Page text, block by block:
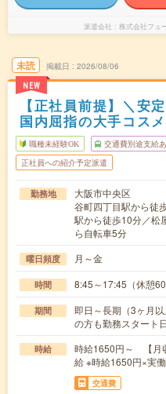
派遣会社 株式会社フュ
未読
NEW
掲載日 2026/08/06
【正社員前提】＼安
国内屈指の大手コス
職種未経験OK 交通費別途支給
正社員への紹介予定派遣
勤務地
大阪市中央区
谷町四丁目駅から徒
駅から徒歩10分／松
ら自転車5分
曜日頻度 月～金
時間 8:45～17:45（休憩60
期間
即日～長期（3ヶ月
の方も勤務スタート
時給
時給1650円～ 【月
給 ※時給1650円×実
交通費